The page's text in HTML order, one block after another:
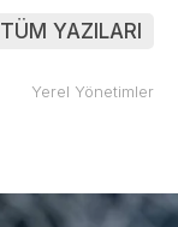
TÜM YAZILARI
Yerel Yönetimler